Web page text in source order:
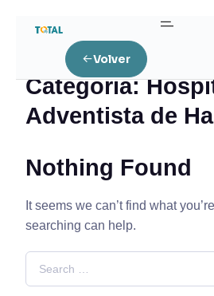
Volver
Home Hospital Adventista
Categoría:
Adventista de
Nothing Found
It seems we can’t find what
searching can help.